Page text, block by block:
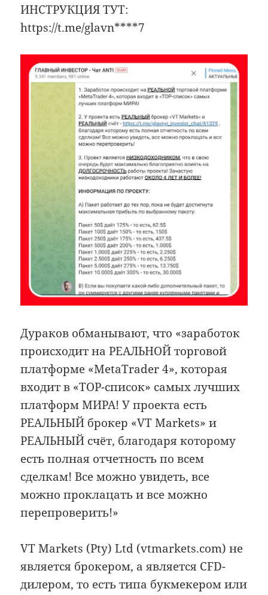
ИНСТРУКЦИЯ ТУТ:
https://t.me/glavn****7
Дураков обманывают, что «заработок
происходит на РЕАЛЬНОЙ торговой
платформе «MetaTrader 4», которая
входит в «TOP-список» самых лучших
платформ МИРА! У проекта есть
РЕАЛЬНЫЙ брокер «VT Markets» и
РЕАЛЬНЫЙ счёт, благодаря которому
есть полная отчетность по всем
сделкам! Все можно увидеть, все
можно проклацать и все можно
перепроверить!»
VT Markets (Pty) Ltd (vtmarkets.com) не
является брокером, а является CFD-
дилером, то есть типа букмекером или